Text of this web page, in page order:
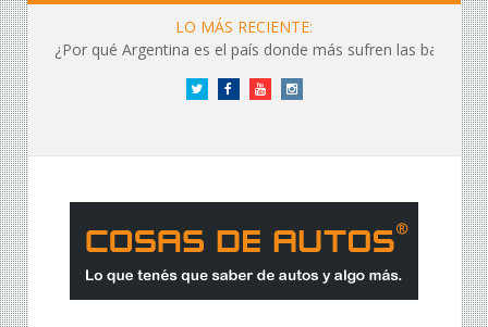
LO MÁS RECIENTE:
¿Por qué Argentina es el país donde más sufren las baterías?
Twitter FacebookYouTubeInstagram